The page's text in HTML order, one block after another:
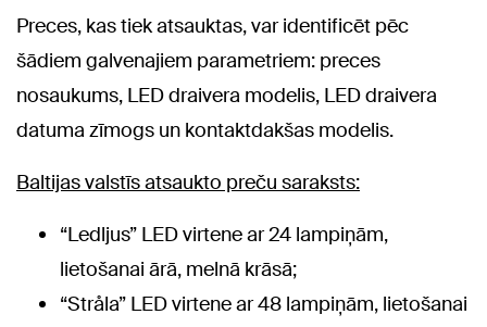
Preces, kas tiek atsauktas, var identificēt pēc
šādiem galvenajiem parametriem: preces
nosaukums, LED draivera modelis, LED draivera
datuma zīmogs un kontaktdakšas modelis.
Baltijas valstīs atsaukto preču saraksts:
“Ledljus” LED virtene ar 24 lampiņām,
lietošanai ārā, melnā krāsā;
“Stråla” LED virtene ar 48 lampiņām, lietošanai